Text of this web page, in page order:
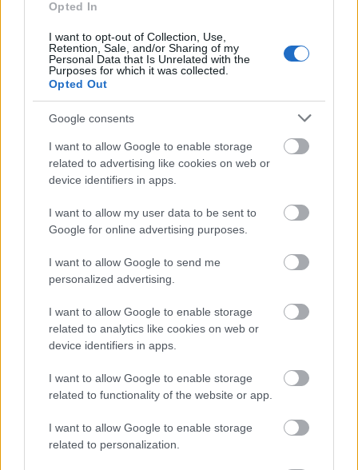
Opted In
I want to opt-out of Collection, Use,
Retention, Sale, and/or Sharing of my
Personal Data that Is Unrelated with the
Purposes for which it was collected.
Opted Out
Google consents
I want to allow Google to enable storage
related to advertising like cookies on web or
device identifiers in apps.
I want to allow my user data to be sent to
Google for online advertising purposes.
I want to allow Google to send me
personalized advertising.
I want to allow Google to enable storage
related to analytics like cookies on web or
device identifiers in apps.
I want to allow Google to enable storage
related to functionality of the website or app.
I want to allow Google to enable storage
related to personalization.
Gyógynövény 3. MIN
Excelkezdő•2025. augusztus 22.
Gyógynövény 3. MIN Gyógynövények nevéről és
gyűjtési időszakáról adataink vannak a noveny.txt
fájlban (tabulátorokkal tagolt szövegállomány).
Táblázatkezelő program segítségével oldja meg az
alábbi feladatokat! 3. Egy adott év hányadik
hónapjában lehet elkezdeni az első gyógynövény
gyűjtését? A…